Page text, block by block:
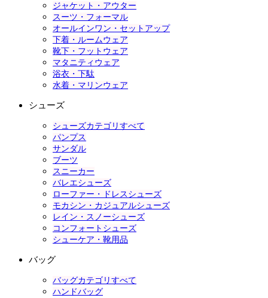
ジャケット・アウター
スーツ・フォーマル
オールインワン・セットアップ
下着・ルームウェア
靴下・フットウェア
マタニティウェア
浴衣・下駄
水着・マリンウェア
シューズ
シューズカテゴリすべて
パンプス
サンダル
ブーツ
スニーカー
バレエシューズ
ローファー・ドレスシューズ
モカシン・カジュアルシューズ
レイン・スノーシューズ
コンフォートシューズ
シューケア・靴用品
バッグ
バッグカテゴリすべて
ハンドバッグ